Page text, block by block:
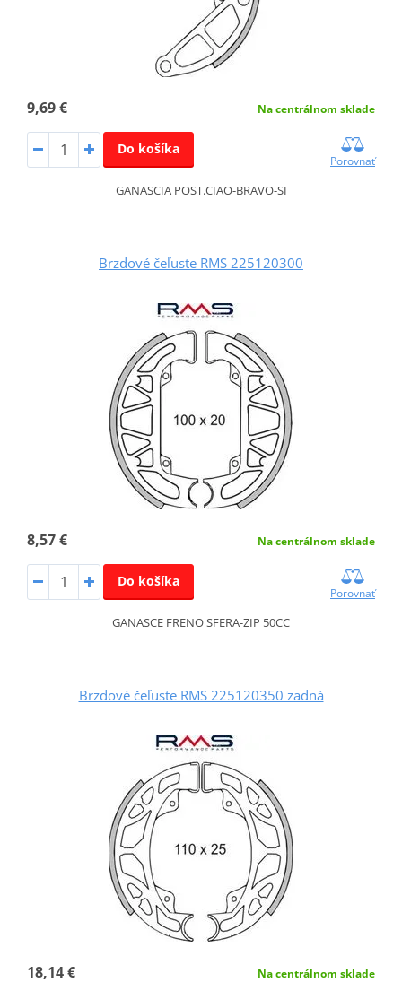
9,69 € Na centrálnom sklade
Do košíka
Porovnať
GANASCIA POST.CIAO-BRAVO-SI
Brzdové čeľuste RMS 225120300
8,57 € Na centrálnom sklade
Do košíka
Porovnať
GANASCE FRENO SFERA-ZIP 50CC
Brzdové čeľuste RMS 225120350 zadná
18,14 € Na centrálnom sklade